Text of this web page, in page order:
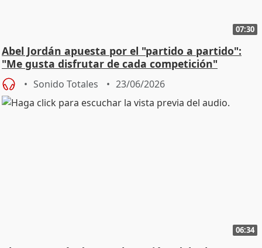
07:30
Abel Jordán apuesta por el "partido a partido":
"Me gusta disfrutar de cada competición"
Sonido Totales 23/06/2026
06:34